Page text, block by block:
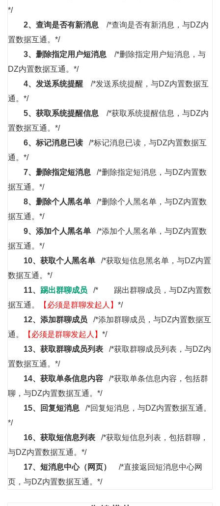
*/
2、 查询是否有新消息
/*查询是否有新消息，与DZ内
置数据互通。*/
3、 删除指定用户短消息 /*删除指定用户短消息，与
DZ内置数据互通。*/
4、 发送系统提醒
/*发送系统提醒，与DZ内置数据互
通。*/
5、 获取系统提醒信息
/*获取系统提醒信息，与DZ内
置数据互通。*/
6、 标记消息已读 /*标记消息已读，与DZ内置数据互
通。*/
7、 删除指定短消息 /*删除指定短消息，与DZ内置数
据互通。*/
8、 删除个人黑名单 /*删除个人黑名单，与DZ内置数
据互通。*/
9、 添加个人黑名单 /*添加个人黑名单，与DZ内置数
据互通。*/
10、 获取个人黑名单 /*获取短信息黑名单，与DZ内置
数据互通。*/
11、 踢出群聊成员 /* 踢出群聊成员，与DZ内置数
据互通。
【必须是群聊发起人】 */
12、 添加群聊成员 /*添加群聊成员，与DZ内置数据互
通。
【必须是群聊发起人】 */
13、 获取群聊成员列表 /*获取群聊成员列表，与DZ内
置数据互通。*/
14、 获取单条信息内容 /*获取单条信息内容，包括群
聊，与DZ内置数据互通。*/
15、
回复短消息
/*回复短消息，与DZ内置数据互通。
*/
16、 获取短信息列表 /*获取短信息列表，包括群聊，
与DZ内置数据互通。*/
17、 短消息中心（网页）
/*直接返回短消息中心网
页，与DZ内置数据互通。*/